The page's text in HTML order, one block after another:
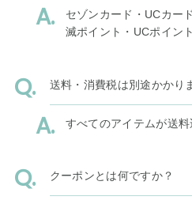
セゾンカード・UCカー
滅ポイント・UCポイン
送料・消費税は別途かかり
すべてのアイテムが送料
クーポンとは何ですか？